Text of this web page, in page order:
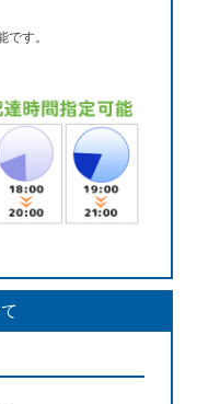
す。